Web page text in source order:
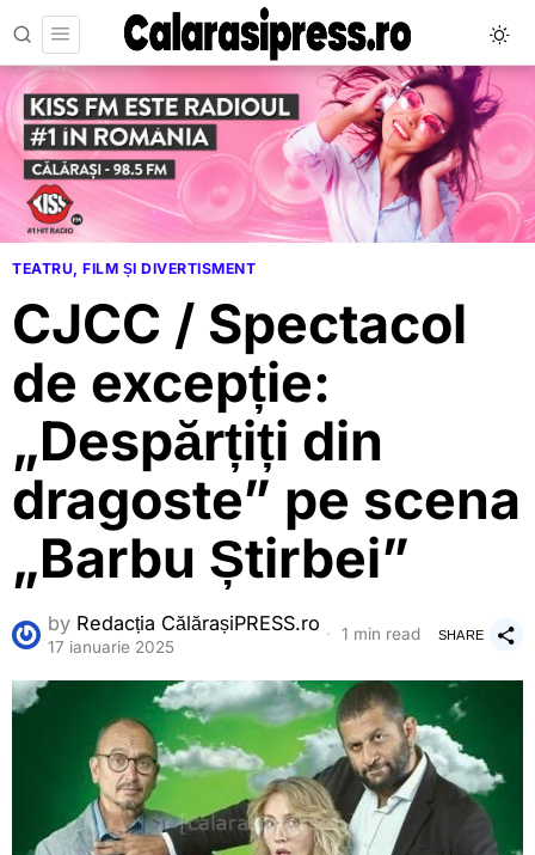
TEATRU, FILM ȘI DIVERTISMENT
CJCC / Spectacol
de excepție:
„Despărțiți din
dragoste” pe scena
„Barbu Știrbei”
by Redacția CălărașiPRESS.ro
17 ianuarie 2025
1 min read SHARE